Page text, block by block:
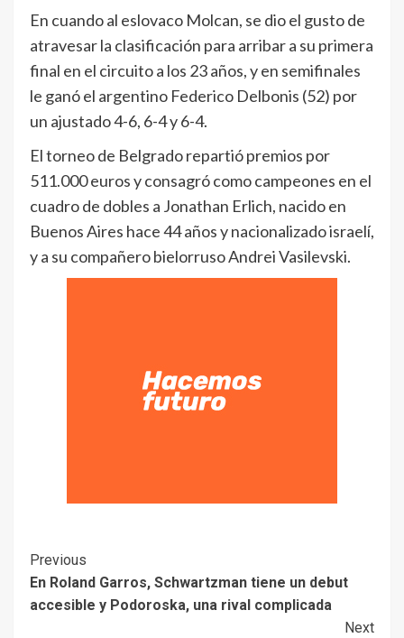
En cuando al eslovaco Molcan, se dio el gusto de
atravesar la clasificación para arribar a su primera
final en el circuito a los 23 años, y en semifinales
le ganó el argentino Federico Delbonis (52) por
un ajustado 4-6, 6-4 y 6-4.
El torneo de Belgrado repartió premios por
511.000 euros y consagró como campeones en el
cuadro de dobles a Jonathan Erlich, nacido en
Buenos Aires hace 44 años y nacionalizado israelí,
y a su compañero bielorruso Andrei Vasilevski.
Previous
En Roland Garros, Schwartzman tiene un debut
accesible y Podoroska, una rival complicada
Next